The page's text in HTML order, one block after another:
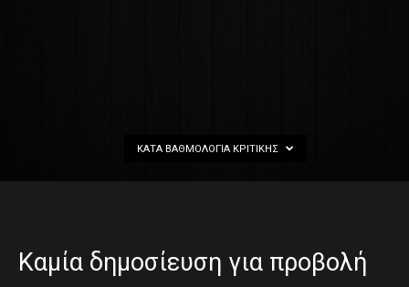
ΚΑΤΆ ΒΑΘΜΟΛΟΓΊΑ ΚΡΙΤΙΚΉΣ
Καμία δημοσίευση για προβολή